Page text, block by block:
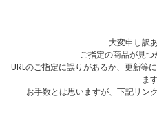
大変申し訳
ご指定の商品が見つ
URLのご指定に誤りがあるか、更新等
ます
お手数とは思いますが、下記リン